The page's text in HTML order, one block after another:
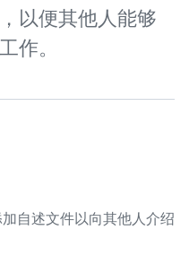
以便其他人能够
作。
自述文件以向其他人介绍